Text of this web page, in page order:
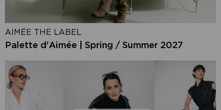
AIMÉE THE LABEL
Palette d'Aimée | Spring / Summer 2027